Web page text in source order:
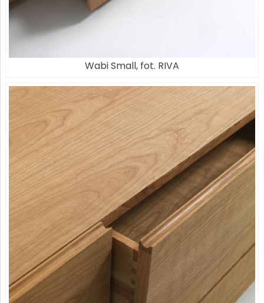
Wabi Small, fot. RIVA